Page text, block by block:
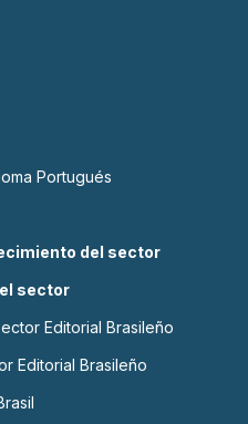
Portugués
del sector
sector
Editorial Brasileño
Editorial Brasileño